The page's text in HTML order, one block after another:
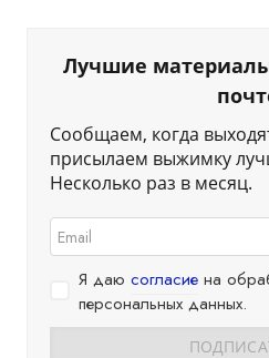
Лучшие
Сообщаем, когда
присылаем выжимку
Несколько раз в месяц.
Я даю согласие на
персональных данных.